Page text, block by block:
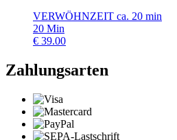
VERWÖHNZEIT ca. 20 min
20 Min
€ 39.00
Zahlungsarten